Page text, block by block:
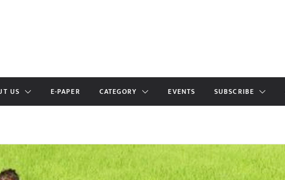
US E-PAPER CATEGORY EVENTS SUBSCRIBE